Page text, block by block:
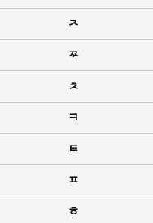
ㅈ
ㅉ
ㅊ
ㅋ
ㅌ
ㅍ
ㅎ